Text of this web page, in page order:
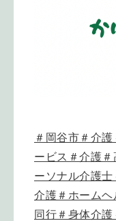
＃岡谷市＃介
ービス＃介護
ーソナル介護
介護＃ホーム
同行＃身体介